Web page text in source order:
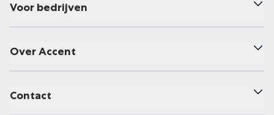
Voor bedrijven
Over Accent
Contact